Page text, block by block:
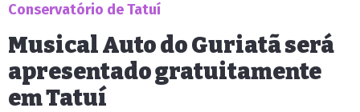
Conservatório de Tatuí
Musical Auto do Guriatã será
apresentado gratuitamente
em Tatuí